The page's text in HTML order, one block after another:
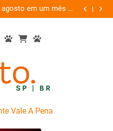
in Concert” retorna aos
Nova
Vale A Pena